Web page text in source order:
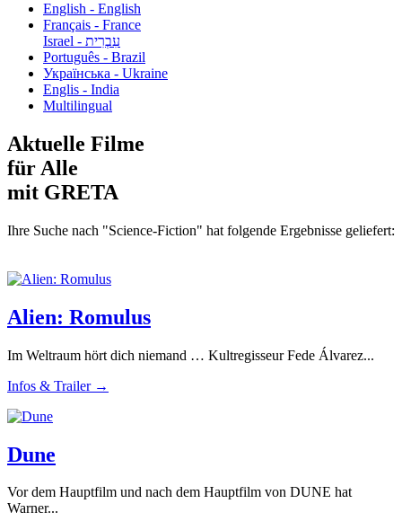
English - English
Français - France
עִבְרִית - Israel
Português - Brazil
Українська - Ukraine
Englis - India
Multilingual
Aktuelle Filme
für Alle
mit GRETA
Ihre Suche nach "Science-Fiction" hat folgende Ergebnisse geliefert:
Alien: Romulus
Im Weltraum hört dich niemand … Kultregisseur Fede Álvarez...
Infos & Trailer →
Dune
Vor dem Hauptfilm und nach dem Hauptfilm von DUNE hat
Warner...